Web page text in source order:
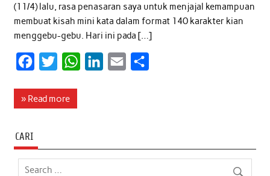
(11/4) lalu, rasa penasaran saya untuk menjajal kemampuan
membuat kisah mini kata dalam format 140 karakter kian
menggebu-gebu. Hari ini pada […]
c
o
o
i
e
W
A
d
» Read more
CARI